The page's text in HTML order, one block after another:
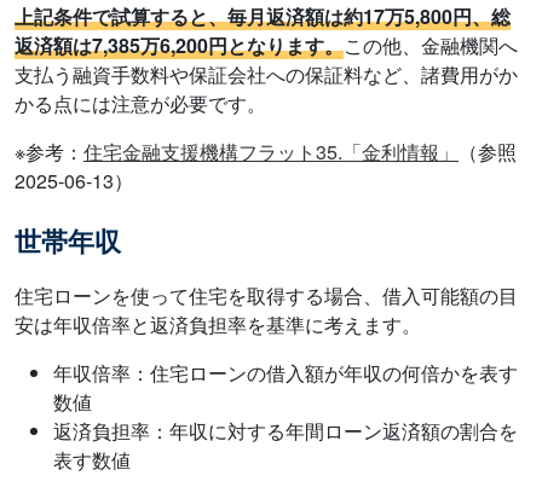
上記条件で試算すると、毎月返済額は約17万5,800円、総
返済額は7,385万6,200円となります。この他、金融機関へ
支払う融資手数料や保証会社への保証料など、諸費用がか
かる点には注意が必要です。
※参考： 住宅金融支援機構フラット35.「金利情報」
（参照
2025-06-13）
世帯年収
住宅ローンを使って住宅を取得する場合、借入可能額の目
安は年収倍率と返済負担率を基準に考えます。
年収倍率：住宅ローンの借入額が年収の何倍かを表す
数値
返済負担率：年収に対する年間ローン返済額の割合を
表す数値